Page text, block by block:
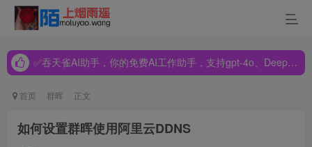
✅吞天雀AI助手，你的免费AI工作助手，支持gpt-4o、DeepSeek、Claude🔥🔥🔥🔥
✅吞天雀AI助手，你的免费AI工作助手，支持gpt-4o、DeepSeek、Claude🔥🔥🔥🔥
首页 群晖 正文
如何设置群晖使用阿里云DDNS